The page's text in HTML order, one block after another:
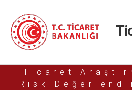
Ticaret
Risk